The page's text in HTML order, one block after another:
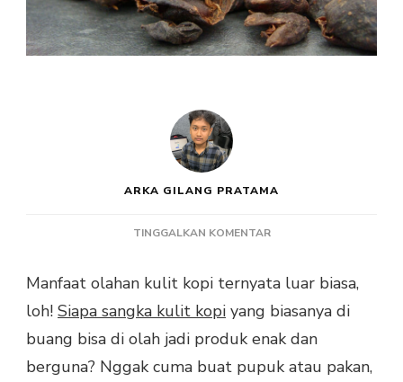
ARKA GILANG PRATAMA
TINGGALKAN KOMENTARPADA
KOPI
DARI
JADI
RASA
Manfaat olahan kulit kopi ternyata luar biasa,
loh! Siapa sangka kulit kopi yang biasanya di
buang bisa di olah jadi produk enak dan
berguna? Nggak cuma buat pupuk atau pakan,